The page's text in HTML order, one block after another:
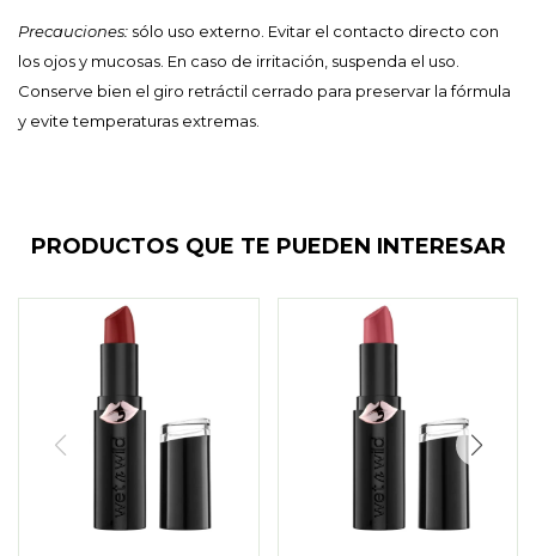
Precauciones: sólo uso externo. Evitar el contacto directo con
los ojos y mucosas. En caso de irritación, suspenda el uso.
Conserve bien el giro retráctil cerrado para preservar la fórmula
y evite temperaturas extremas.
PRODUCTOS QUE TE PUEDEN INTERESAR